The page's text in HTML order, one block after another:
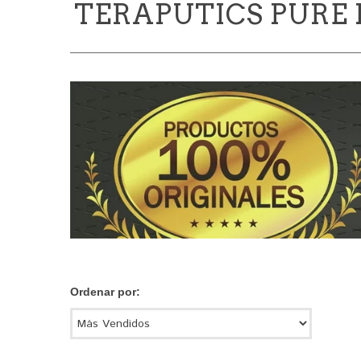
TERAPUTICS PURE
Ordenar por: